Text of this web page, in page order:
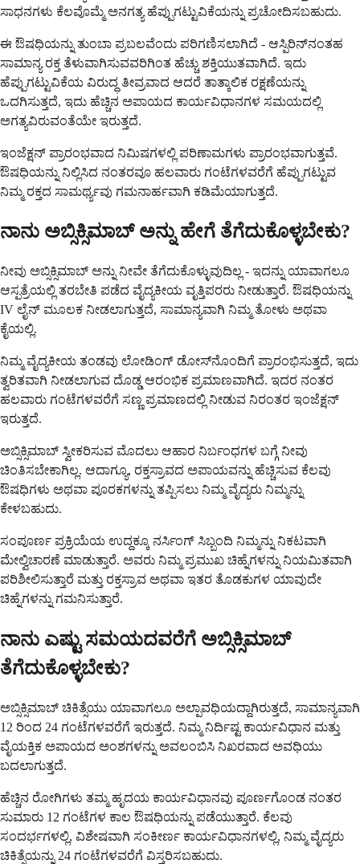
ಸಾಧನಗಳು ಕೆಲವೊಮ್ಮೆ ಅನಗತ್ಯ ಹೆಪ್ಪುಗಟ್ಟುವಿಕೆಯನ್ನು ಪ್ರಚೋದಿಸಬಹುದು.
ಈ ಔಷಧಿಯನ್ನು ತುಂಬಾ ಪ್ರಬಲವೆಂದು ಪರಿಗಣಿಸಲಾಗಿದೆ - ಆಸ್ಪಿರಿನ್‌ನಂತಹ
ಸಾಮಾನ್ಯ ರಕ್ತ ತೆಳುವಾಗಿಸುವವರಿಗಿಂತ ಹೆಚ್ಚು ಶಕ್ತಿಯುತವಾಗಿದೆ. ಇದು
ಹೆಪ್ಪುಗಟ್ಟುವಿಕೆಯ ವಿರುದ್ಧ ತೀವ್ರವಾದ ಆದರೆ ತಾತ್ಕಾಲಿಕ ರಕ್ಷಣೆಯನ್ನು
ಒದಗಿಸುತ್ತದೆ, ಇದು ಹೆಚ್ಚಿನ ಅಪಾಯದ ಕಾರ್ಯವಿಧಾನಗಳ ಸಮಯದಲ್ಲಿ
ಅಗತ್ಯವಿರುವಂತೆಯೇ ಇರುತ್ತದೆ.
ಇಂಜೆಕ್ಷನ್ ಪ್ರಾರಂಭವಾದ ನಿಮಿಷಗಳಲ್ಲಿ ಪರಿಣಾಮಗಳು ಪ್ರಾರಂಭವಾಗುತ್ತವೆ.
ಔಷಧಿಯನ್ನು ನಿಲ್ಲಿಸಿದ ನಂತರವೂ ಹಲವಾರು ಗಂಟೆಗಳವರೆಗೆ ಹೆಪ್ಪುಗಟ್ಟುವ
ನಿಮ್ಮ ರಕ್ತದ ಸಾಮರ್ಥ್ಯವು ಗಮನಾರ್ಹವಾಗಿ ಕಡಿಮೆಯಾಗುತ್ತದೆ.
ನಾನು ಅಬ್ಸಿಕ್ಸಿಮಾಬ್ ಅನ್ನು ಹೇಗೆ ತೆಗೆದುಕೊಳ್ಳಬೇಕು?
ನೀವು ಅಬ್ಸಿಕ್ಸಿಮಾಬ್ ಅನ್ನು ನೀವೇ ತೆಗೆದುಕೊಳ್ಳುವುದಿಲ್ಲ - ಇದನ್ನು ಯಾವಾಗಲೂ
ಆಸ್ಪತ್ರೆಯಲ್ಲಿ ತರಬೇತಿ ಪಡೆದ ವೈದ್ಯಕೀಯ ವೃತ್ತಿಪರರು ನೀಡುತ್ತಾರೆ. ಔಷಧಿಯನ್ನು
IV ಲೈನ್ ಮೂಲಕ ನೀಡಲಾಗುತ್ತದೆ, ಸಾಮಾನ್ಯವಾಗಿ ನಿಮ್ಮ ತೋಳು ಅಥವಾ
ಕೈಯಲ್ಲಿ.
ನಿಮ್ಮ ವೈದ್ಯಕೀಯ ತಂಡವು ಲೋಡಿಂಗ್ ಡೋಸ್‌ನೊಂದಿಗೆ ಪ್ರಾರಂಭಿಸುತ್ತದೆ, ಇದು
ತ್ವರಿತವಾಗಿ ನೀಡಲಾಗುವ ದೊಡ್ಡ ಆರಂಭಿಕ ಪ್ರಮಾಣವಾಗಿದೆ. ಇದರ ನಂತರ
ಹಲವಾರು ಗಂಟೆಗಳವರೆಗೆ ಸಣ್ಣ ಪ್ರಮಾಣದಲ್ಲಿ ನೀಡುವ ನಿರಂತರ ಇಂಜೆಕ್ಷನ್
ಇರುತ್ತದೆ.
ಅಬ್ಸಿಕ್ಸಿಮಾಬ್ ಸ್ವೀಕರಿಸುವ ಮೊದಲು ಆಹಾರ ನಿರ್ಬಂಧಗಳ ಬಗ್ಗೆ ನೀವು
ಚಿಂತಿಸಬೇಕಾಗಿಲ್ಲ. ಆದಾಗ್ಯೂ, ರಕ್ತಸ್ರಾವದ ಅಪಾಯವನ್ನು ಹೆಚ್ಚಿಸುವ ಕೆಲವು
ಔಷಧಿಗಳು ಅಥವಾ ಪೂರಕಗಳನ್ನು ತಪ್ಪಿಸಲು ನಿಮ್ಮ ವೈದ್ಯರು ನಿಮ್ಮನ್ನು
ಕೇಳಬಹುದು.
ಸಂಪೂರ್ಣ ಪ್ರಕ್ರಿಯೆಯ ಉದ್ದಕ್ಕೂ ನರ್ಸಿಂಗ್ ಸಿಬ್ಬಂದಿ ನಿಮ್ಮನ್ನು ನಿಕಟವಾಗಿ
ಮೇಲ್ವಿಚಾರಣೆ ಮಾಡುತ್ತಾರೆ. ಅವರು ನಿಮ್ಮ ಪ್ರಮುಖ ಚಿಹ್ನೆಗಳನ್ನು ನಿಯಮಿತವಾಗಿ
ಪರಿಶೀಲಿಸುತ್ತಾರೆ ಮತ್ತು ರಕ್ತಸ್ರಾವ ಅಥವಾ ಇತರ ತೊಡಕುಗಳ ಯಾವುದೇ
ಚಿಹ್ನೆಗಳನ್ನು ಗಮನಿಸುತ್ತಾರೆ.
ನಾನು ಎಷ್ಟು ಸಮಯದವರೆಗೆ ಅಬ್ಸಿಕ್ಸಿಮಾಬ್
ತೆಗೆದುಕೊಳ್ಳಬೇಕು?
ಅಬ್ಸಿಕ್ಸಿಮಾಬ್ ಚಿಕಿತ್ಸೆಯು ಯಾವಾಗಲೂ ಅಲ್ಪಾವಧಿಯದ್ದಾಗಿರುತ್ತದೆ, ಸಾಮಾನ್ಯವಾಗಿ
12 ರಿಂದ 24 ಗಂಟೆಗಳವರೆಗೆ ಇರುತ್ತದೆ. ನಿಮ್ಮ ನಿರ್ದಿಷ್ಟ ಕಾರ್ಯವಿಧಾನ ಮತ್ತು
ವೈಯಕ್ತಿಕ ಅಪಾಯದ ಅಂಶಗಳನ್ನು ಅವಲಂಬಿಸಿ ನಿಖರವಾದ ಅವಧಿಯು
ಬದಲಾಗುತ್ತದೆ.
ಹೆಚ್ಚಿನ ರೋಗಿಗಳು ತಮ್ಮ ಹೃದಯ ಕಾರ್ಯವಿಧಾನವು ಪೂರ್ಣಗೊಂಡ ನಂತರ
ಸುಮಾರು 12 ಗಂಟೆಗಳ ಕಾಲ ಔಷಧಿಯನ್ನು ಪಡೆಯುತ್ತಾರೆ. ಕೆಲವು
ಸಂದರ್ಭಗಳಲ್ಲಿ, ವಿಶೇಷವಾಗಿ ಸಂಕೀರ್ಣ ಕಾರ್ಯವಿಧಾನಗಳಲ್ಲಿ, ನಿಮ್ಮ ವೈದ್ಯರು
ಚಿಕಿತ್ಸೆಯನ್ನು 24 ಗಂಟೆಗಳವರೆಗೆ ವಿಸ್ತರಿಸಬಹುದು.